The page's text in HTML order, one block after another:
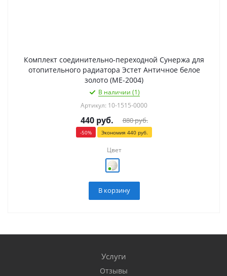
Комплект соединительно-переходной Сунержа для
отопительного радиатора Эстет Античное белое
золото (МЕ-2004)
В наличии (1)
Артикул: 10-1515-0000
440руб. 880руб.
-50% Экономия 440 руб.
Цвет
В корзину
Услуги
Отзывы